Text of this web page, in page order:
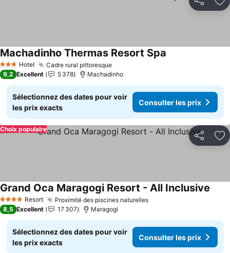
Partager
3 ÉtoilesHotel Cadre rural pittoresque
Machadinho Thermas Resort Spa
9,2 Excellent 5 378 Machadinho
Sélectionnez des dates pour voir
les prix exacts
Consulter les prix
Partager
Choix populaire
4 Étoiles Resort Proximité des piscines naturelles
Grand Oca Maragogi Resort - All Inclusive
8,5 Excellent 17 307 Maragogi
Sélectionnez des dates pour voir
les prix exacts
Consulter les prix